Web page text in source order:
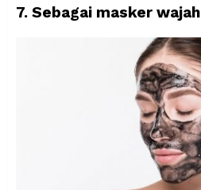
7. Sebagai masker wajah